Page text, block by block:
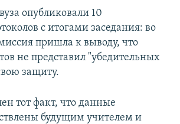
опубликовали 10
с итогами заседания: во
пришла к выводу, что
не представил "убедительных
защиту.
тот факт, что данные
будущим учителем и